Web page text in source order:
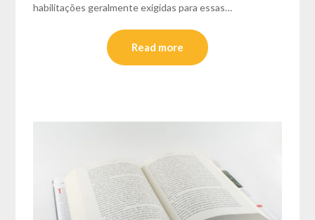
habilitações geralmente exigidas para essas…
Read more